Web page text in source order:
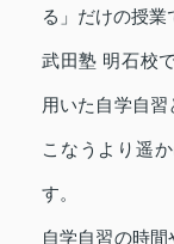
る」だけの授業
武田塾 明石校
用いた自学自
こなうより遥
す。
自学自習の時